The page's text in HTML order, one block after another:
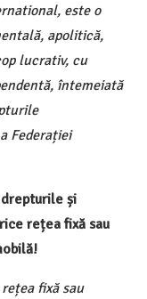
este o
apolitică,
lucrativ, cu
întemeiată
Federației
și
rețea fixă sau
fixă sau